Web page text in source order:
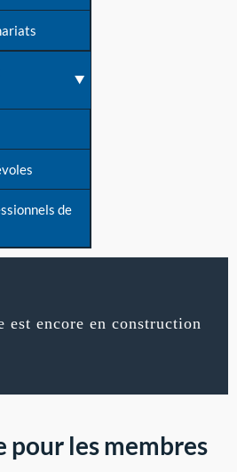
de
est encore en construction
pour les membres